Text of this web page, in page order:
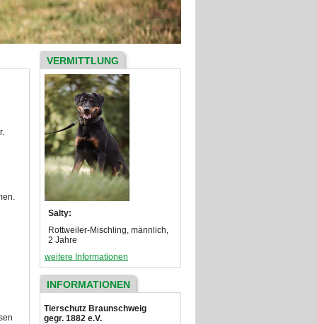
VERMITTLUNG
Salty:
Rottweiler-Mischling, männlich,
2 Jahre
weitere Informationen
INFORMATIONEN
Tierschutz Braunschweig
gegr. 1882 e.V.